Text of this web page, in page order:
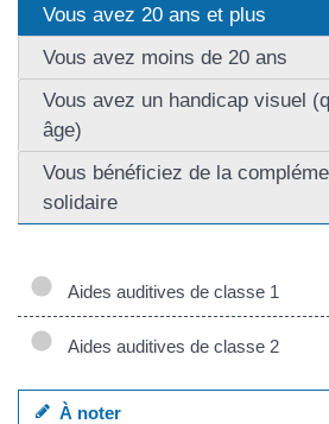
Vous avez 20 ans et plus
Vous avez moins de 20 ans
Vous avez un handicap visuel
âge)
Vous bénéficiez de la
solidaire
Aides auditives de classe 1
Aides auditives de classe 2
À noter